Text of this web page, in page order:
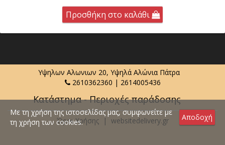
Προσθήκη στο καλάθι
Υψηλων Αλωνιων 20, Υψηλά Αλώνια Πάτρα
2610362360 | 2614005436
Κατάστημα - Περιοχές παράδοσης
Όροι Χρήσης | websitedelivery.gr Αποδοχή
Με τη χρήση της ιστοσελίδας μας, συμφωνείτε με
τη χρήση των cookies.